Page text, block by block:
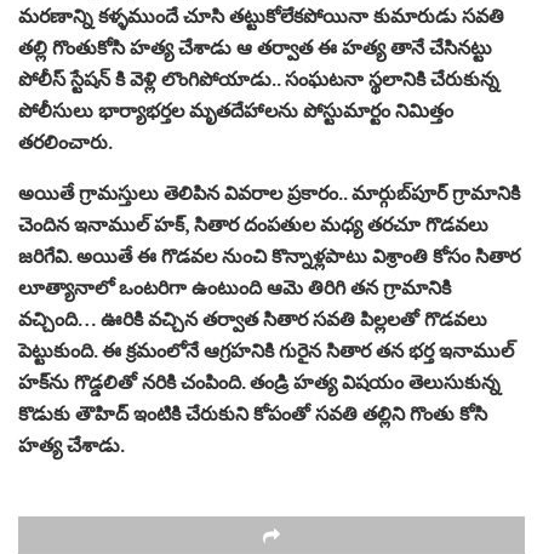
మరణాన్ని కళ్ళముందే చూసి తట్టుకోలేకపోయినా కుమారుడు సవతి
తల్లి గొంతుకోసి హత్య చేశాడు ఆ తర్వాత ఈ హత్య తానే చేసినట్టు
పోలీస్ స్టేషన్ కి వెళ్లి లొంగిపోయాడు.. సంఘటనా స్థలానికి చేరుకున్న
పోలీసులు భార్యాభర్తల మృతదేహాలను పోస్టుమార్టం నిమిత్తం
తరలించారు.
అయితే గ్రామస్తులు తెలిపిన వివరాల ప్రకారం.. మార్గుబ్‌పూర్ గ్రామానికి
చెందిన ఇనాముల్ హక్, సితార దంపతుల మధ్య తరచూ గొడవలు
జరిగేవి. అయితే ఈ గొడవల నుంచి కొన్నాళ్లపాటు విశ్రాంతి కోసం సితార
లూత్యానాలో ఒంటరిగా ఉంటుంది ఆమె తిరిగి తన గ్రామానికి
వచ్చింది… ఊరికి వచ్చిన తర్వాత సితార సవతి పిల్లలతో గొడవలు
పెట్టుకుంది. ఈ క్రమంలోనే ఆగ్రహనికి గురైన సితార తన భర్త ఇనాముల్
హక్‌ను గొడ్డలితో నరికి చంపింది. తండ్రి హత్య విషయం తెలుసుకున్న
కొడుకు తౌహిద్ ఇంటికి చేరుకుని కోపంతో సవతి తల్లిని గొంతు కోసి
హత్య చేశాడు.